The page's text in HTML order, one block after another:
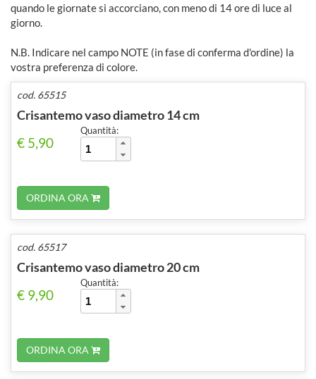
quando le giornate si accorciano, con meno di 14 ore di luce al
giorno.
N.B. Indicare nel campo NOTE (in fase di conferma d'ordine) la
vostra preferenza di colore.
cod. 65515
Crisantemo vaso diametro 14 cm
€ 5,90
Quantità:
ORDINA ORA
cod. 65517
Crisantemo vaso diametro 20 cm
€ 9,90
Quantità:
ORDINA ORA